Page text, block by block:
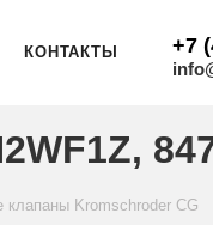
КОНТАКТЫ +7
клапаны Kromschroder CG